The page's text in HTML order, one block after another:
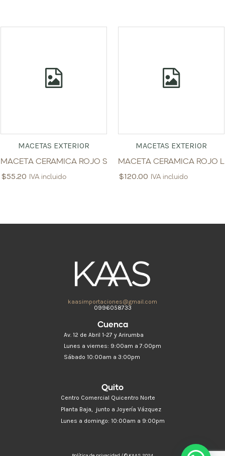
MACETAS EXTERIOR
MACETA CERAMICA ROJO S
$55.20 IVA incluido
MACETAS EXTERIOR
MACETA CERAMICA ROJO L
$120.00 IVA incluido
kaasimportaciones@gmail.com
0996058733
Cuenca
Av. 12 de Abril 1-27 y Arirumba
Lunes a viernes: 9:00am a 7:00pm
Sábado 10:00am a 3:00pm
Quito
Centro Comercial Quicentro Norte
Planta Baja, junto a Joyería Vázquez
Lunes a domingo: 10:00am a 9:00pm